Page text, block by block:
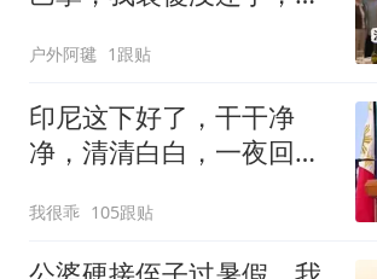
夫全家10人被新户主请出
家门
户外阿毽 1跟贴
印尼这下好了，干干净
净，清清白白，一夜回到
我很乖 105跟贴